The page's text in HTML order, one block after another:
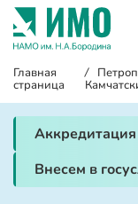
Главная
страница
/
Внесем в